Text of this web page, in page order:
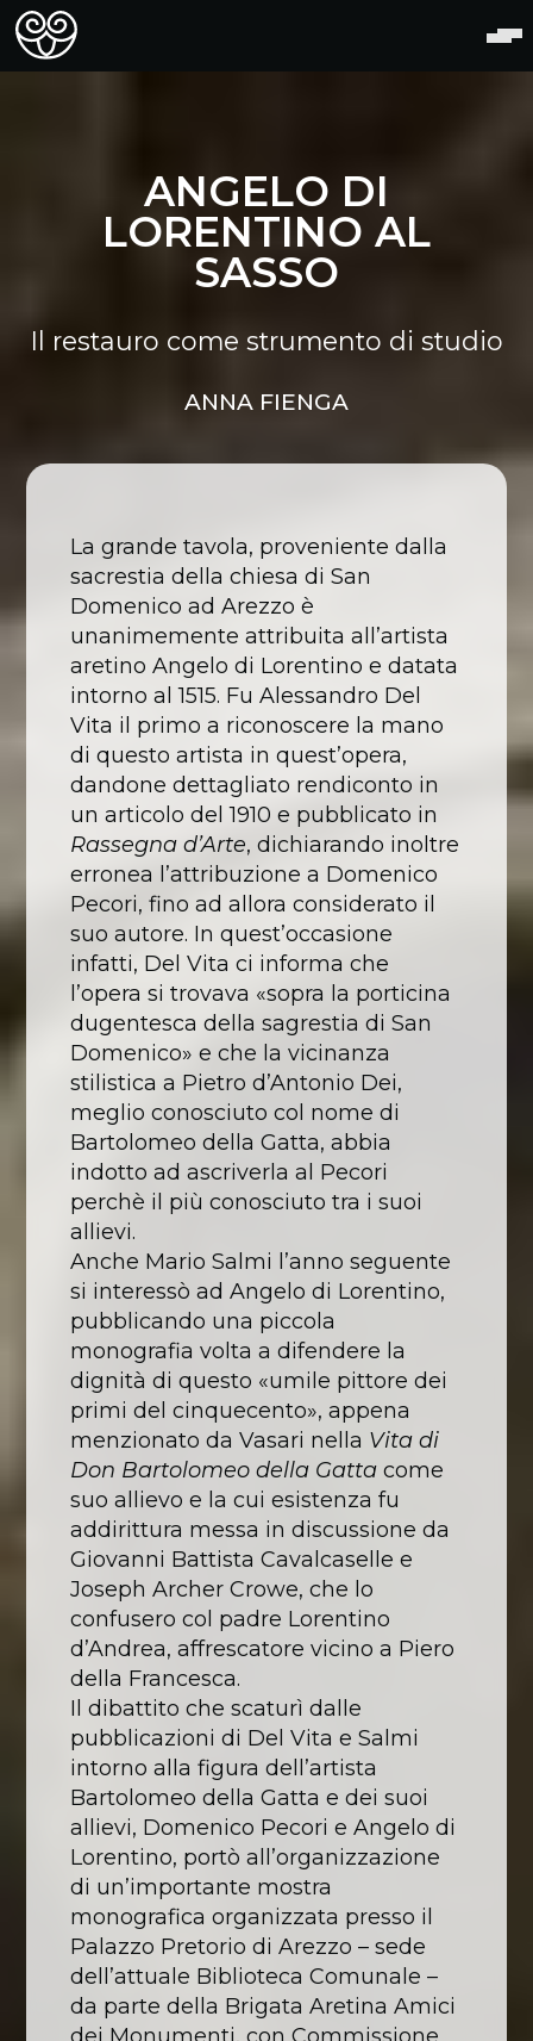
ANGELO DI
LORENTINO AL
SASSO
Il restauro come strumento di studio
ANNA FIENGA
La grande tavola, proveniente dalla
sacrestia della chiesa di San
Domenico ad Arezzo è
unanimemente attribuita all’artista
aretino Angelo di Lorentino e datata
intorno al 1515. Fu Alessandro Del
Vita il primo a riconoscere la mano
di questo artista in quest’opera,
dandone dettagliato rendiconto in
un articolo del 1910 e pubblicato in
Rassegna d’Arte, dichiarando inoltre
erronea l’attribuzione a Domenico
Pecori, fino ad allora considerato il
suo autore. In quest’occasione
infatti, Del Vita ci informa che
l’opera si trovava «sopra la porticina
dugentesca della sagrestia di San
Domenico» e che la vicinanza
stilistica a Pietro d’Antonio Dei,
meglio conosciuto col nome di
Bartolomeo della Gatta, abbia
indotto ad ascriverla al Pecori
perchè il più conosciuto tra i suoi
allievi.
Anche Mario Salmi l’anno seguente
si interessò ad Angelo di Lorentino,
pubblicando una piccola
monografia volta a difendere la
dignità di questo «umile pittore dei
primi del cinquecento», appena
menzionato da Vasari nella Vita di
Don Bartolomeo della Gattacome
suo allievo e la cui esistenza fu
addirittura messa in discussione da
Giovanni Battista Cavalcaselle e
Joseph Archer Crowe, che lo
confusero col padre Lorentino
d’Andrea, affrescatore vicino a Piero
della Francesca.
Il dibattito che scaturì dalle
pubblicazioni di Del Vita e Salmi
intorno alla figura dell’artista
Bartolomeo della Gatta e dei suoi
allievi, Domenico Pecori e Angelo di
Lorentino, portò all’organizzazione
di un’importante mostra
monografica organizzata presso il
Palazzo Pretorio di Arezzo – sede
dell’attuale Biblioteca Comunale –
da parte della Brigata Aretina Amici
dei Monumenti, con Commissione